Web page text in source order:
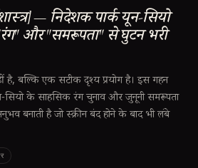
— निदेशक पार्क यून-सियो
और "समरूपता" से घुटन भरी
है, बल्कि एक सटीक दृश्य प्रयोग है। इस गहन
सियो के साहसिक रंग चुनाव और जुनूनी समरूपता
बनाती है जो स्क्रीन बंद होने के बाद भी लंबे